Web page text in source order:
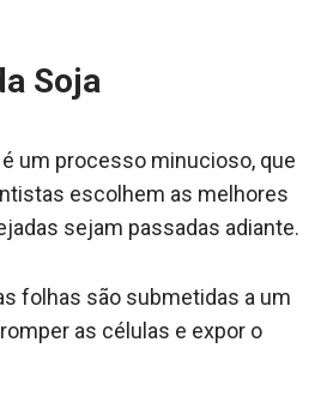
Soja
um processo minucioso, que
escolhem as melhores
sejam passadas adiante.
folhas são submetidas a um
as células e expor o